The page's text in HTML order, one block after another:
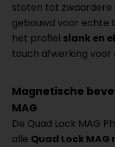
stoten tot zwaardere
gebouwd voor echte
het profiel slank en
touch afwerking voor
Magnetische
MAG
De Quad Lock MAG
alle Quad Lock